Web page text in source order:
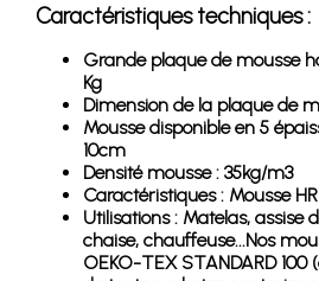
Caractéristiques techniques :
Grande plaque de mousse
Kg
Dimension de la plaque de
Mousse disponible en 5
10cm
Densité mousse : 35kg/m3
Caractéristiques : Mousse
Utilisations : Matelas, assise
chaise, chauffeuse...Nos
OEKO-TEX STANDARD